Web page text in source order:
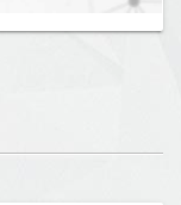
și traiectorii